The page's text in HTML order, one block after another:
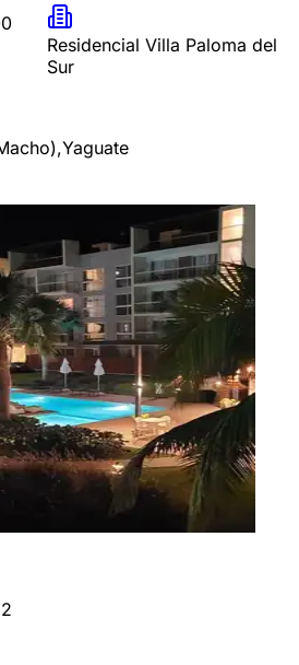
Residencial Villa Paloma del
Sur
,Yaguate
2